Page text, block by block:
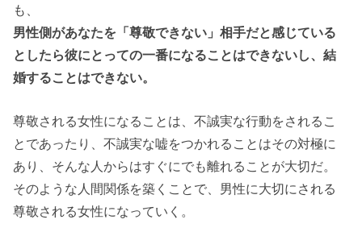
も、
男性側があなたを「尊敬できない」相手だと感じている
としたら彼にとっての一番になることはできないし、結
婚することはできない。
尊敬される女性になることは、不誠実な行動をされるこ
とであったり、不誠実な嘘をつかれることはその対極に
あり、そんな人からはすぐにでも離れることが大切だ。
そのような人間関係を築くことで、男性に大切にされる
尊敬される女性になっていく。